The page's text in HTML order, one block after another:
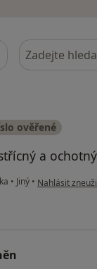
Hledejte v
ověřené
a
• Jiný • podle názoru
Nahlásit